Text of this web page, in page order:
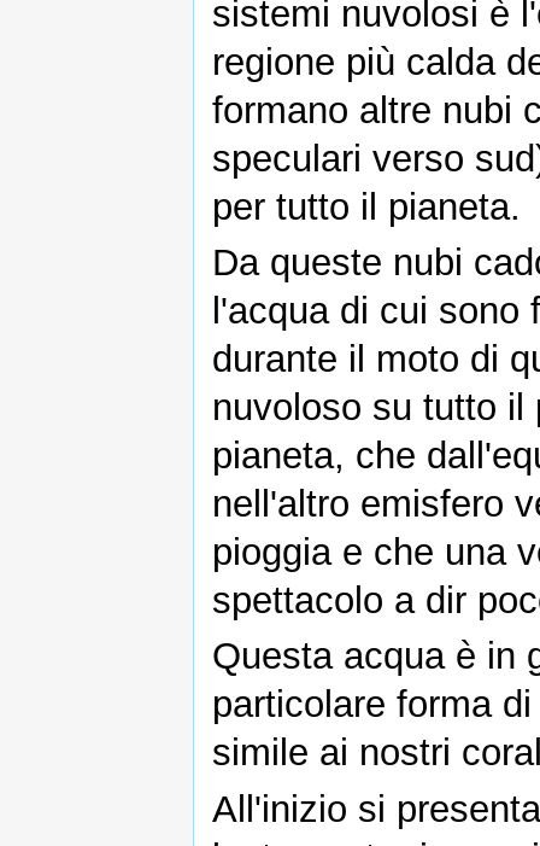
sistemi nuvolosi è
regione più calda
formano altre nubi
speculari verso
per tutto il pianeta.
Da queste nubi
l'acqua di cui
durante il moto di
nuvoloso su tutto il
pianeta, che
nell'altro emisfero
pioggia e che una
spettacolo a dir
Questa acqua è in
particolare forma
simile ai nostri
All'inizio si